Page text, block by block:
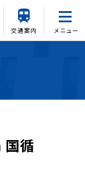
交通案内 メニュー
循